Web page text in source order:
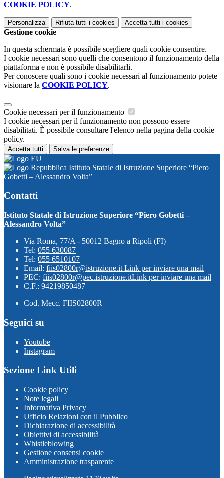
COOKIE POLICY.
Personalizza Rifiuta tutti i cookies Accetta tutti i cookies
Gestione cookie
In questa schermata è possibile scegliere quali cookie consentire.
I cookie necessari sono quelli che consentono il funzionamento della
piattaforma e non è possibile disabilitarli.
Per conoscere quali sono i cookie necessari al funzionamento potete
visionare la COOKIE POLICY.
Cookie necessari per il funzionamento
I cookie necessari per il funzionamento non possono essere
disabilitati. È possibile consultare l'elenco nella pagina della cookie
policy.
Accetta tutti Salva le preferenze
Istituto Statale di Istruzione Superiore “Piero
Gobetti – Alessandro Volta”
Contatti
Istituto Statale di Istruzione Superiore “Piero Gobetti –
Alessandro Volta”
Via Roma, 77/A - 50012 Bagno a Ripoli (FI)
Tel: 055 630087
Tel: 055 6510107
Email: fiis02800r@istruzione.it Link per inviare una mail
PEC: fiis02800r@pec.istruzione.itLink per inviare una mail
C.F.: 94219850487
Cod. Mecc. FIIS02800R
Seguici su
Youtube
Instagram
Sezione Link Utili
Cookie policy
Note legali
Informativa Privacy
Ufficio Relazioni con il Pubblico
Dichiarazione di accessibilità
Obiettivi di accessibilità
Whistleblowing
Gestione consensi cookie
Amministrazione trasparente